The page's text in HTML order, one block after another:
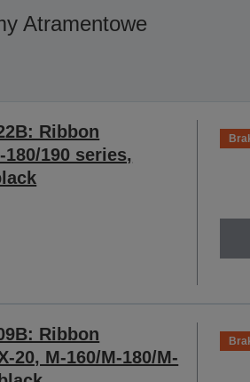
Atramentowe
Ribbon
190 series,
Ribbon
20, M-160/M-180/M-